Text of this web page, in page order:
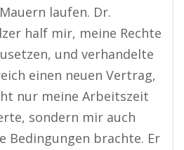
laufen. Dr.
half mir, meine Rechte
und verhandelte
einen neuen Vertrag,
nur meine Arbeitszeit
sondern mir auch
Bedingungen brachte. Er